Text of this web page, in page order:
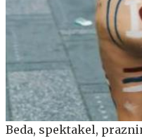
Beda, spektakel,